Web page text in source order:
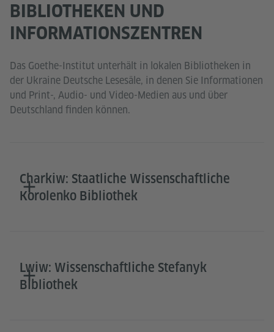
BIBLIOTHEKEN UND
INFORMATIONSZENTREN
Das Goethe-Institut unterhält in lokalen Bibliotheken in
der Ukraine Deutsche Lesesäle, in denen Sie Informationen
und Print-, Audio- und Video-Medien aus und über
Deutschland finden können.
Charkiw: Staatliche Wissenschaftliche
Korolenko Bibliothek
Lwiw: Wissenschaftliche Stefanyk
Bibliothek